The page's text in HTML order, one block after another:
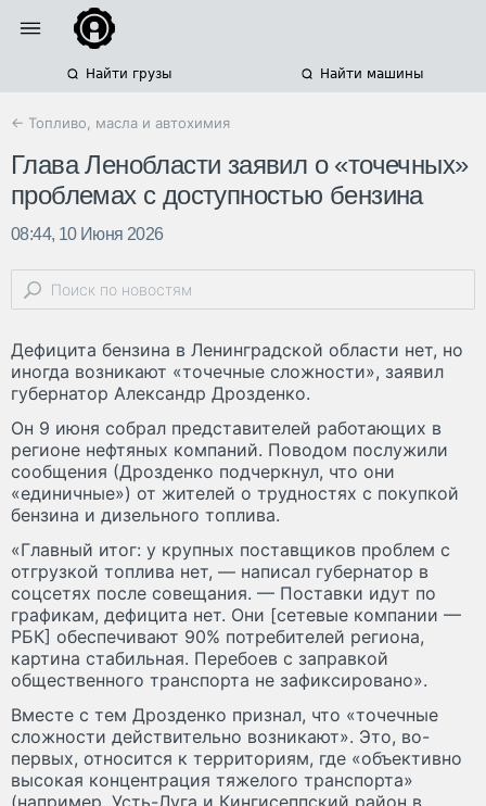
Найти грузы Найти машины
← Топливо, масла и автохимия
Глава Ленобласти заявил о «точечных»
проблемах с доступностью бензина
08:44, 10 Июня 2026
Дефицита бензина в Ленинградской области нет, но
иногда возникают «точечные сложности», заявил
губернатор Александр Дрозденко.
Он 9 июня собрал представителей работающих в
регионе нефтяных компаний. Поводом послужили
сообщения (Дрозденко подчеркнул, что они
«единичные») от жителей о трудностях с покупкой
бензина и дизельного топлива.
«Главный итог: у крупных поставщиков проблем с
отгрузкой топлива нет, — написал губернатор в
соцсетях после совещания. — Поставки идут по
графикам, дефицита нет. Они [сетевые компании —
РБК] обеспечивают 90% потребителей региона,
картина стабильная. Перебоев с заправкой
общественного транспорта не зафиксировано».
Вместе с тем Дрозденко признал, что «точечные
сложности действительно возникают». Это, во-
первых, относится к территориям, где «объективно
высокая концентрация тяжелого транспорта»